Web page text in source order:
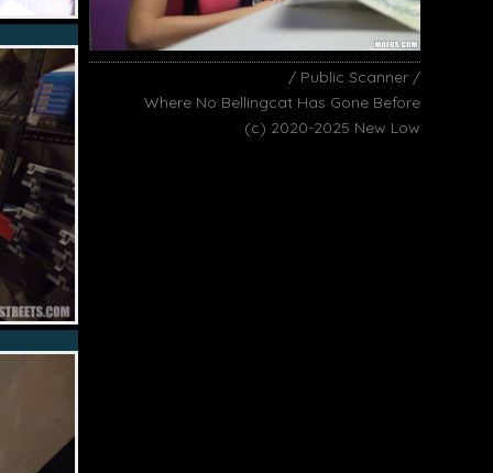
/ Public Scanner /
Where No Bellingcat Has Gone Before
(c) 2020-2025 New Low